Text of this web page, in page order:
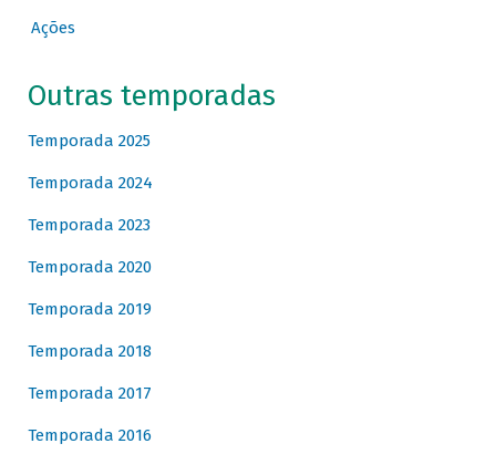
Ações
Outras temporadas
Temporada 2025
Temporada 2024
Temporada 2023
Temporada 2020
Temporada 2019
Temporada 2018
Temporada 2017
Temporada 2016